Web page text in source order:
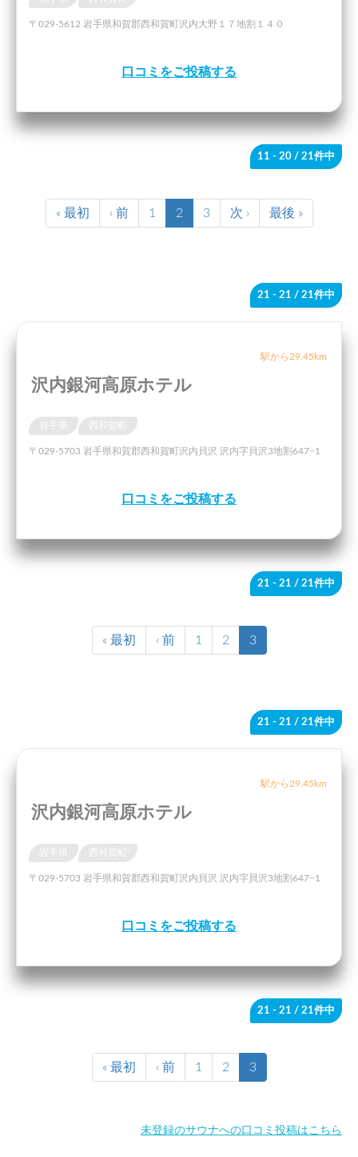
〒029-5612 岩手県和賀郡西和賀町沢内大野１７地割１４０
口コミをご投稿する
11 - 20 / 21件中
« 最初 ‹ 前 1 2 3 次 › 最後 »
21 - 21 / 21件中
駅から29.45km
沢内銀河高原ホテル
西和賀町
〒029-5703 岩手県和賀郡西和賀町沢内貝沢 沢内字貝沢3地割647−1
口コミをご投稿する
21 - 21 / 21件中
« 最初 ‹ 前 1 2 3
21 - 21 / 21件中
駅から29.45km
沢内銀河高原ホテル
西和賀町
〒029-5703 岩手県和賀郡西和賀町沢内貝沢 沢内字貝沢3地割647−1
口コミをご投稿する
21 - 21 / 21件中
« 最初 ‹ 前 1 2 3
未登録のサウナへの口コミ投稿はこちら